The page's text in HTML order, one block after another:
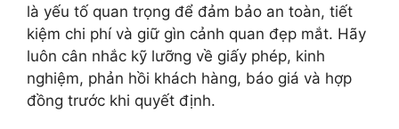
là yếu tố quan trọng để đảm bảo an toàn, tiết
kiệm chi phí và giữ gìn cảnh quan đẹp mắt. Hãy
luôn cân nhắc kỹ lưỡng về giấy phép, kinh
nghiệm, phản hồi khách hàng, báo giá và hợp
đồng trước khi quyết định.